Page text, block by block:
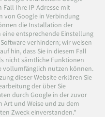
Fall Ihre IP-Adresse mit
von Google in Verbindung
die Installation der
eine entsprechende Einstellung
verhindern; wir weisen
hin, dass Sie in diesem Fall
nicht sämtliche Funktionen
vollumfänglich nutzen können.
dieser Website erklären Sie
der über Sie
durch Google in der zuvor
Art und Weise und zu dem
Zweck einverstanden."